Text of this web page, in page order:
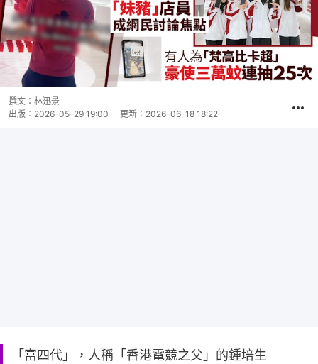
撰文： 林迅景
出版： 2026-05-29 19:00 更新： 2026-06-18 18:22
「富四代」，人稱「香港電競之父」的鍾培生